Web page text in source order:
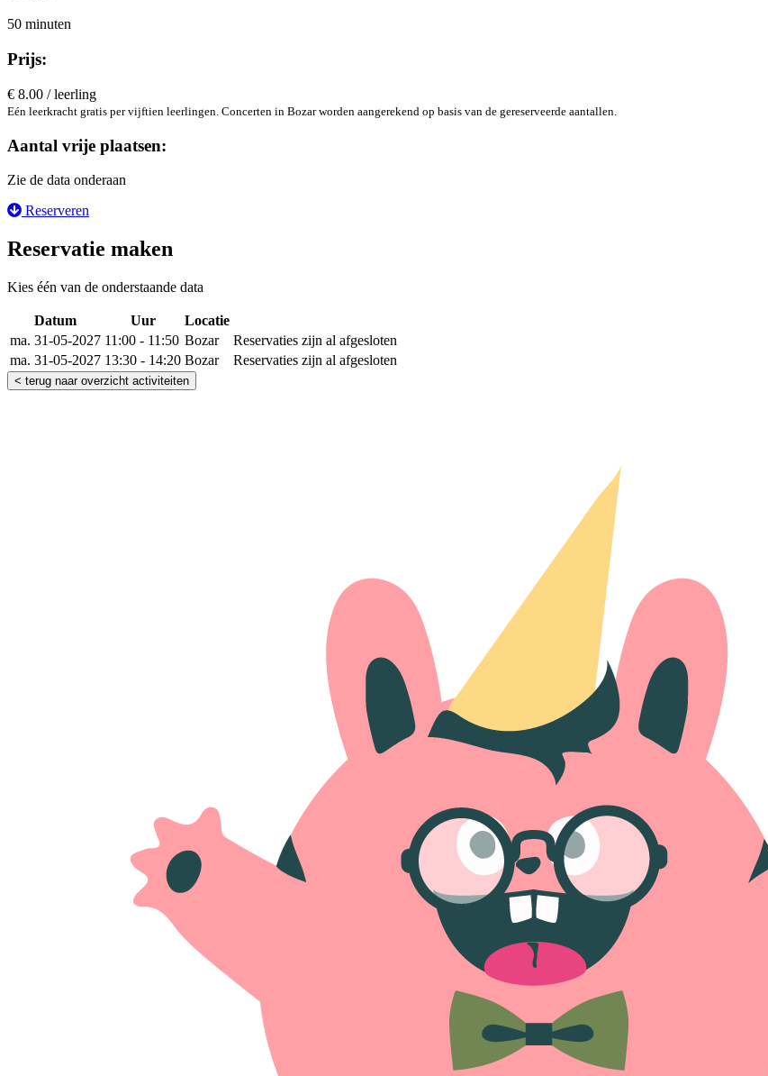
50 minuten
Prijs:
€ 8.00 / leerling
Eén leerkracht gratis per vijftien leerlingen. Concerten in Bozar worden aangerekend op basis van de gereserveerde aantallen.
Aantal vrije plaatsen:
Zie de data onderaan
Reserveren
Reservatie maken
Kies één van de onderstaande data
Datum Uur Locatie
ma. 31-05-2027 11:00 - 11:50 Bozar
Reservaties zijn al afgesloten
ma. 31-05-2027 13:30 - 14:20 Bozar Reservaties zijn al afgesloten
< terug naar overzicht activiteiten